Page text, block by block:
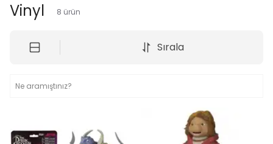
Vinyl 8 ürün
Sırala